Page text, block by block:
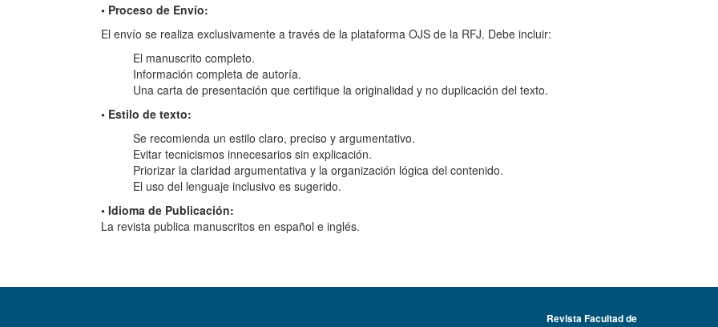
• Proceso de Envío:
El envío se realiza exclusivamente a través de la plataforma OJS de la RFJ. Debe incluir:
El manuscrito completo.
Información completa de autoría.
Una carta de presentación que certifique la originalidad y no duplicación del texto.
• Estilo de texto:
Se recomienda un estilo claro, preciso y argumentativo.
Evitar tecnicismos innecesarios sin explicación.
Priorizar la claridad argumentativa y la organización lógica del contenido.
El uso del lenguaje inclusivo es sugerido.
• Idioma de Publicación:
La revista publica manuscritos en español e inglés.
Revista Facultad de